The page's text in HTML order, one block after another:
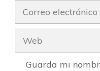
Correo
electrónico
Web
Guarda mi